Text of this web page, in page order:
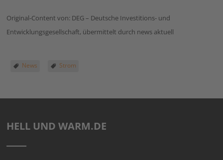
Original-Content von: DEG – Deutsche Investitions- und
Entwicklungsgesellschaft, übermittelt durch news aktuell
News Strom
HELL UND WARM.DE